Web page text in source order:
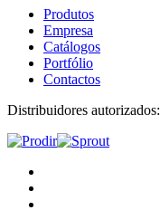
Produtos
Empresa
Catálogos
Portfólio
Contactos
Distribuidores autorizados: